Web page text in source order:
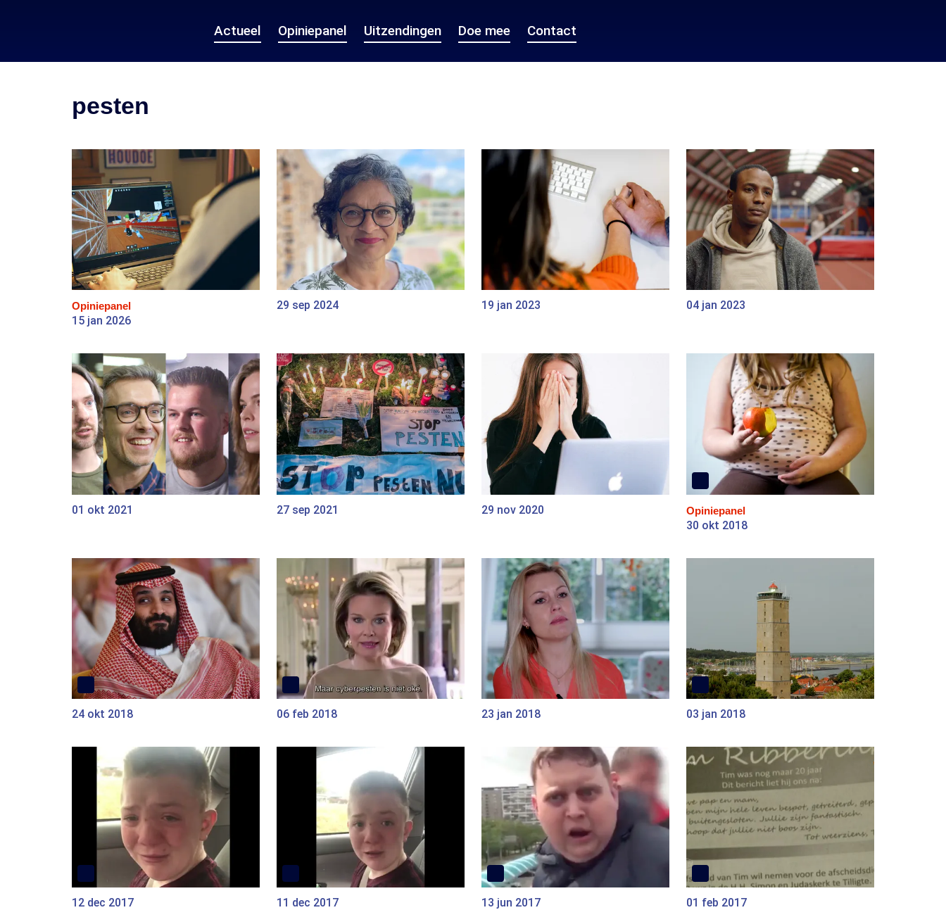
Actueel Opiniepanel Uitzendingen Doe mee Contact
pesten
Opiniepanel
15 jan 2026
29 sep 2024 19 jan 2023 04 jan 2023
01 okt 2021 27 sep 2021 29 nov 2020 Opiniepanel
30 okt 2018
24 okt 2018 06 feb 2018 23 jan 2018 03 jan 2018
12 dec 2017 11 dec 2017 13 jun 2017 01 feb 2017